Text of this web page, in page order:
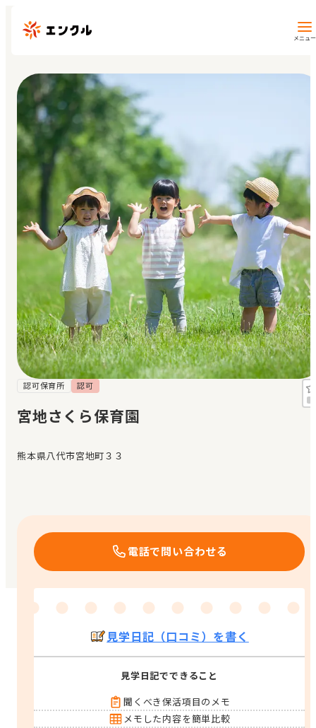
メニュー
保育園・幼稚園を探す
地図から探す
地域から探す
マイページ
閲覧履歴
お気に入り
見学日記
メッセージ
おすすめの園
エンクルの特徴と活用方法
認可保育所 認可
宮地さくら保育園
熊本県八代市宮地町３３
電話で問い合わせる
見学日記（口コミ）を書く
見学日記でできること
聞くべき保活項目のメモ
メモした内容を簡単比較